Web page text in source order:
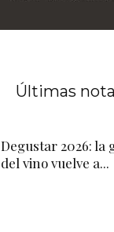
Últimas
Degustar 2026: la
del vino vuelve a...